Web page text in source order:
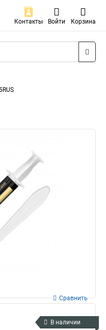
Контакты Войти Корзина
Сравнить
В наличии